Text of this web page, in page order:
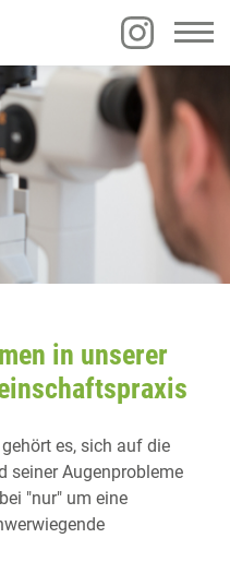
in unserer
es, sich auf die
seiner Augenprobleme
"nur" um eine